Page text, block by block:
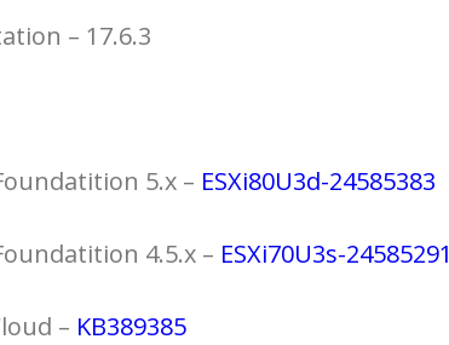
– 17.6.3
5.x – ESXi80U3d-24585383
4.5.x – ESXi70U3s-24585291
– KB389385